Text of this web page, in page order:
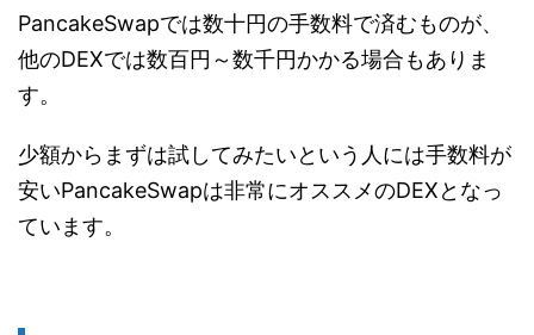
PancakeSwapでは数十円の手数料で済むものが、
他のDEXでは数百円～数千円かかる場合もありま
す。
少額からまずは試してみたいという人には手数料が
安いPancakeSwapは非常にオススメのDEXとなっ
ています。